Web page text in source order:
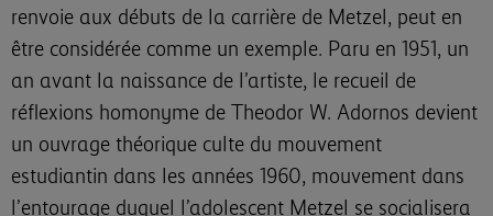
renvoie aux débuts de la carrière de Metzel, peut en
être considérée comme un exemple. Paru en 1951, un
an avant la naissance de l’artiste, le recueil de
réflexions homonyme de Theodor W. Adornos devient
un ouvrage théorique culte du mouvement
estudiantin dans les années 1960, mouvement dans
l’entourage duquel l’adolescent Metzel se socialisera